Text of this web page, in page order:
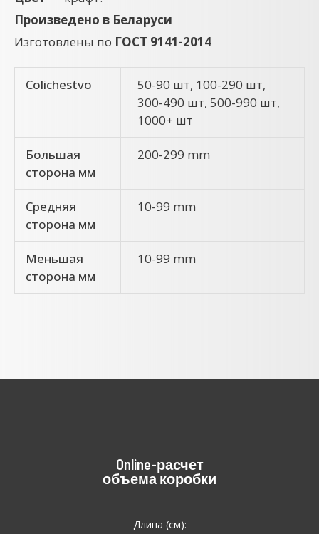
Произведено в Беларуси
Изготовлены по ГОСТ 9141-2014
Colichestvo
50-90 шт, 100-290 шт,
300-490 шт, 500-990 шт,
1000+ шт
Большая
сторона мм
200-299 mm
Средняя
сторона мм
10-99 mm
Меньшая
сторона мм
10-99 mm
Online-расчет
объема коробки
Длина (см):